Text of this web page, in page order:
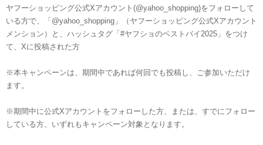
ヤフーショッピング公式Xアカウント(@yahoo_shopping)をフォローして
いる方で、「@yahoo_shopping」（ヤフーショッピング公式Xアカウント
メンション）と、ハッシュタグ「#ヤフショのベストバイ2025」をつけ
て、Xに投稿された方
※本キャンペーンは、期間中であれば何回でも投稿し、ご参加いただけ
ます。
※期間中に公式Xアカウントをフォローした方、または、すでにフォロー
している方、いずれもキャンペーン対象となります。